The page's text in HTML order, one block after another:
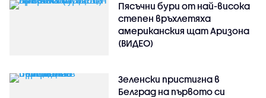
Пясъчни бури от най-висока
степен връхлетяха
американския щат Аризона
(ВИДЕО)
Зеленски пристигна в
Белград на първото си